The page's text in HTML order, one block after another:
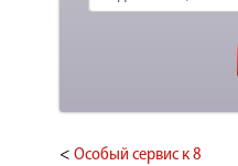
< Особый сервис к 8